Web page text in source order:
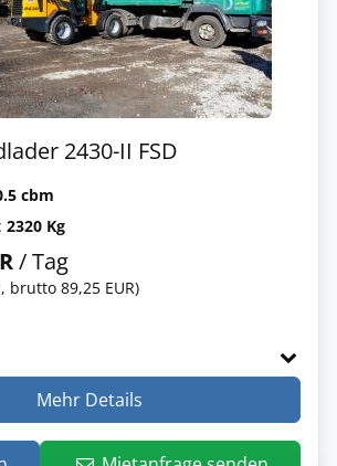
2430-II FSD
cbm
2320 Kg
/ Tag
brutto 89,25 EUR)
Mehr Details